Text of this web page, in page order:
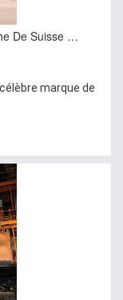
De Suisse …
marque de